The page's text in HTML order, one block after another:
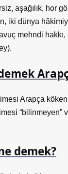
aşağılık, hor
iki dünya
mehndi
Arapça
demek?